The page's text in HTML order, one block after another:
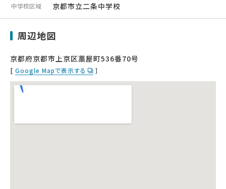
中学校区域 京都市立二条中学校
周辺地図
京都府京都市上京区藁屋町536番70号
[ Google Mapで表示する ］